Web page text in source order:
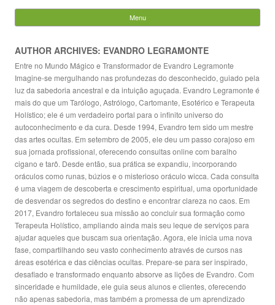
Evandro Legramonte
por:
Menu
AUTHOR ARCHIVES: EVANDRO LEGRAMONTE
Entre no Mundo Mágico e Transformador de Evandro Legramonte
Imagine-se mergulhando nas profundezas do desconhecido, guiado pela
luz da sabedoria ancestral e da intuição aguçada. Evandro Legramonte é
mais do que um Tarólogo, Astrólogo, Cartomante, Esotérico e Terapeuta
Holístico; ele é um verdadeiro portal para o infinito universo do
autoconhecimento e da cura. Desde 1994, Evandro tem sido um mestre
das artes ocultas. Em setembro de 2005, ele deu um passo corajoso em
sua jornada profissional, oferecendo consultas online com baralho
cigano e tarô. Desde então, sua prática se expandiu, incorporando
oráculos como runas, búzios e o misterioso oráculo wicca. Cada consulta
é uma viagem de descoberta e crescimento espiritual, uma oportunidade
de desvendar os segredos do destino e encontrar clareza no caos. Em
2017, Evandro fortaleceu sua missão ao concluir sua formação como
Terapeuta Holístico, ampliando ainda mais seu leque de serviços para
ajudar aqueles que buscam sua orientação. Agora, ele inicia uma nova
fase, compartilhando seu vasto conhecimento através de cursos nas
áreas esotérica e das ciências ocultas. Prepare-se para ser inspirado,
desafiado e transformado enquanto absorve as lições de Evandro. Com
sinceridade e humildade, ele guia seus alunos e clientes, oferecendo
não apenas sabedoria, mas também a promessa de um aprendizado